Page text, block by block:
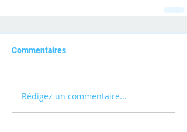
Commentaires
Rédigez un commentaire...